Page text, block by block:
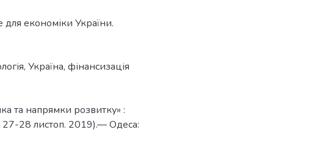
економіки України.
, Україна, фінансизація
та напрямки розвитку» :
27-28 листоп. 2019).— Одеса: